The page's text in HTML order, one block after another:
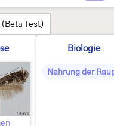
Test)
Biologie
Nahrung der